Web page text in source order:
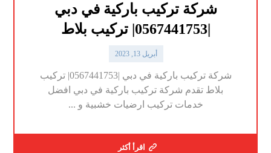
شركة تركيب باركية في دبي
|0567441753| تركيب بلاط
أبريل 13, 2023
شركة تركيب باركية في دبي |0567441753| تركيب
بلاط تقدم شركة تركيب باركية في دبي افضل
خدمات تركيب ارضيات خشبية و ...
اقرأ أكثر